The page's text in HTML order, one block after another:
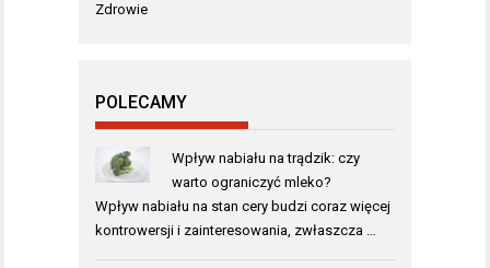
Zdrowie
POLECAMY
Wpływ nabiału na trądzik: czy
warto ograniczyć mleko?
Wpływ nabiału na stan cery budzi coraz więcej
kontrowersji i zainteresowania, zwłaszcza …